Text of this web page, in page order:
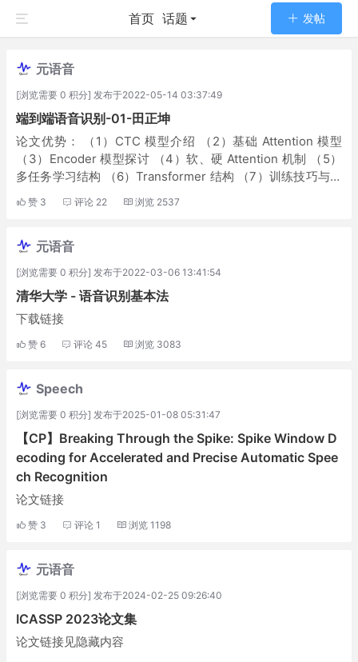
首页 话题 发帖
元语音
[浏览需要 0 积分] 发布于2022-05-14 03:37:49
端到端语音识别-01-田正坤
论文优势： （1）CTC 模型介绍 （2）基础 Attention 模型
（3）Encoder 模型探讨 （4）软、硬 Attention 机制 （5）
多任务学习结构 （6）Transformer 结构 （7）训练技巧与个
人思考 论文下载链接：
赞 3 评论 22 浏览 2537
元语音
[浏览需要 0 积分] 发布于2022-03-06 13:41:54
清华大学 - 语音识别基本法
下载链接
赞 6 评论 45 浏览 3083
Speech
[浏览需要 0 积分] 发布于2025-01-08 05:31:47
【CP】Breaking Through the Spike: Spike Window D
ecoding for Accelerated and Precise Automatic Spee
ch Recognition
论文链接
赞 3 评论 1 浏览 1198
元语音
[浏览需要 0 积分] 发布于2024-02-25 09:26:40
ICASSP 2023论文集
论文链接见隐藏内容